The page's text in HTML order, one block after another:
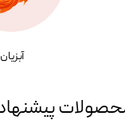
آبزیان